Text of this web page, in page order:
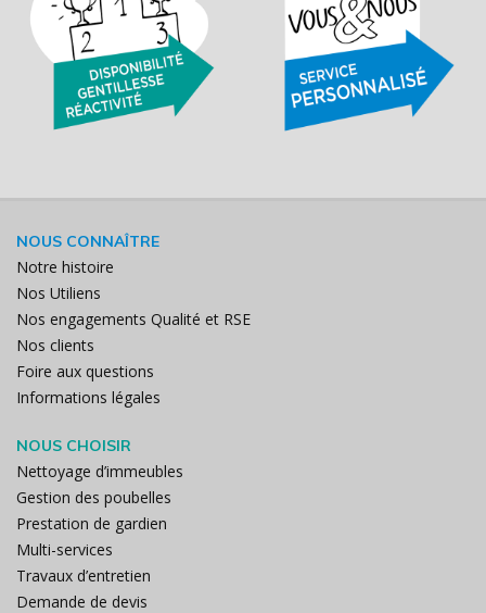
NOUS CONNAÎTRE
Notre histoire
Nos Utiliens
Nos engagements Qualité et RSE
Nos clients
Foire aux questions
Informations légales
NOUS CHOISIR
Nettoyage d’immeubles
Gestion des poubelles
Prestation de gardien
Multi-services
Travaux d’entretien
Demande de devis